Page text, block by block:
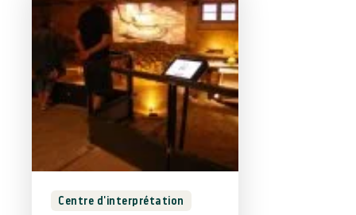
Centre d'interprétation